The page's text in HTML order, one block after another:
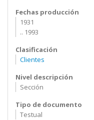
Fechas producción
1931
.. 1993
Clasificación
Clientes
Nivel descripción
Sección
Tipo de documento
Testual